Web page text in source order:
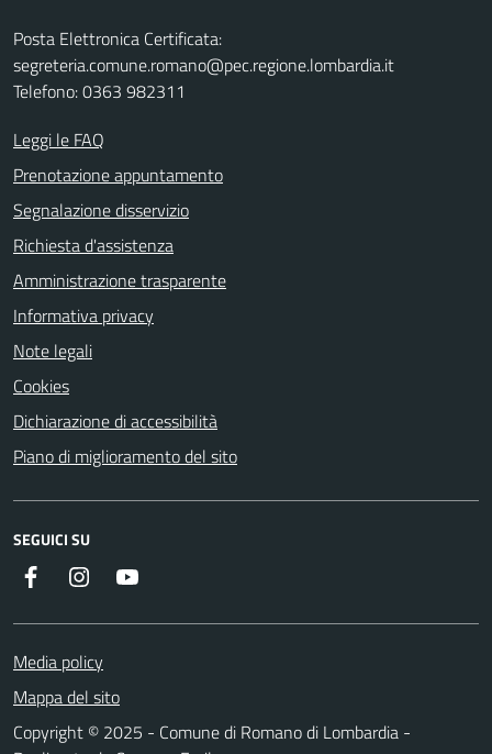
Posta Elettronica Certificata:
segreteria.comune.romano@pec.regione.lombardia.it
Telefono: 0363 982311
Leggi le FAQ
Prenotazione appuntamento
Segnalazione disservizio
Richiesta d'assistenza
Amministrazione trasparente
Informativa privacy
Note legali
Cookies
Dichiarazione di accessibilità
Piano di miglioramento del sito
SEGUICI SU
Facebook Instagram
Media policy
Mappa del sito
Copyright © 2025 - Comune di Romano di Lombardia -